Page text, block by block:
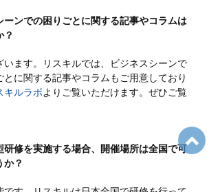
企業様
た
100.0%
100.0%
ーンでの困りごとに関する記事やコラムは
？
います。リスキルでは、ビジネスシーンで
とに関する記事やコラムもご用意しており
キルラボよりご覧いただけます。ぜひご覧
研修を実施する場合、開催場所は全国で可
か？